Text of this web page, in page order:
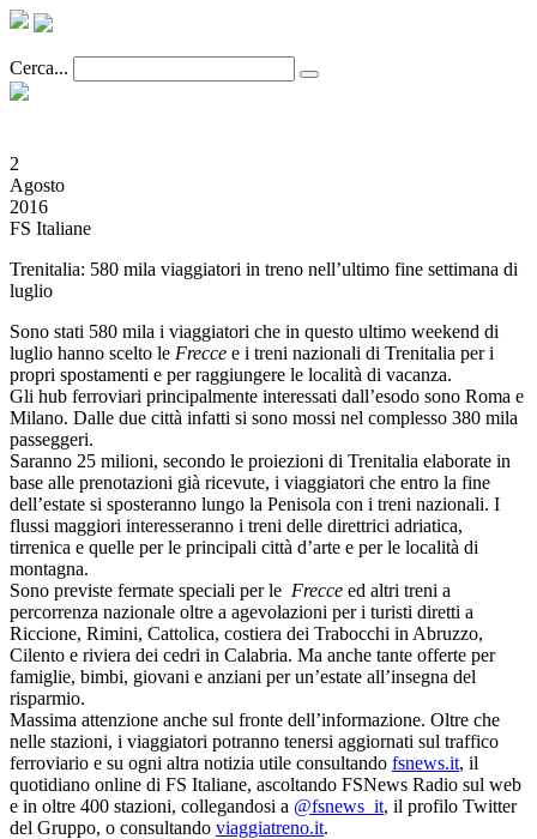
Cerca...
2
Agosto
2016
FS Italiane
Trenitalia: 580 mila viaggiatori in treno nell’ultimo fine settimana di
luglio
Sono stati 580 mila i viaggiatori che in questo ultimo weekend di
luglio hanno scelto le Frecce e i treni nazionali di Trenitalia per i
propri spostamenti e per raggiungere le località di vacanza.
Gli hub ferroviari principalmente interessati dall’esodo sono Roma e
Milano. Dalle due città infatti si sono mossi nel complesso 380 mila
passeggeri.
Saranno 25 milioni, secondo le proiezioni di Trenitalia elaborate in
base alle prenotazioni già ricevute, i viaggiatori che entro la fine
dell’estate si sposteranno lungo la Penisola con i treni nazionali. I
flussi maggiori interesseranno i treni delle direttrici adriatica,
tirrenica e quelle per le principali città d’arte e per le località di
montagna.
Sono previste fermate speciali per le Frecce ed altri treni a
percorrenza nazionale oltre a agevolazioni per i turisti diretti a
Riccione, Rimini, Cattolica, costiera dei Trabocchi in Abruzzo,
Cilento e riviera dei cedri in Calabria. Ma anche tante offerte per
famiglie, bimbi, giovani e anziani per un’estate all’insegna del
risparmio.
Massima attenzione anche sul fronte dell’informazione. Oltre che
nelle stazioni, i viaggiatori potranno tenersi aggiornati sul traffico
ferroviario e su ogni altra notizia utile consultando fsnews.it, il
quotidiano online di FS Italiane, ascoltando FSNews Radio sul web
e in oltre 400 stazioni, collegandosi a @fsnews_it, il profilo Twitter
del Gruppo, o consultando viaggiatreno.it.